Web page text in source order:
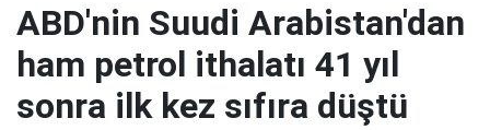
ABD'nin Suudi Arabistan'dan
ham petrol ithalatı 41 yıl
sonra ilk kez sıfıra düştü